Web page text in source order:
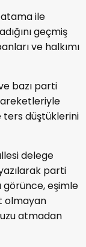
ile
geçmiş
ve halkımı
bazı parti
ters düştüklerini
delege
parti
görünce, eşimle
olmayan
atmadan